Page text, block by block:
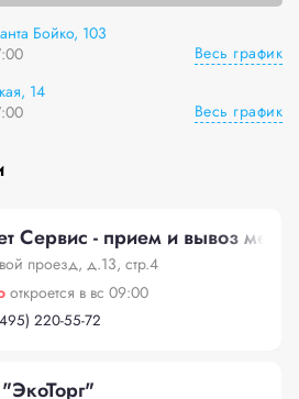
Бойко, 103
Весь график
14
Весь график
Сервис - прием и вывоз
проезд, д.13, стр.4
откроется в вс 09:00
220-55-72